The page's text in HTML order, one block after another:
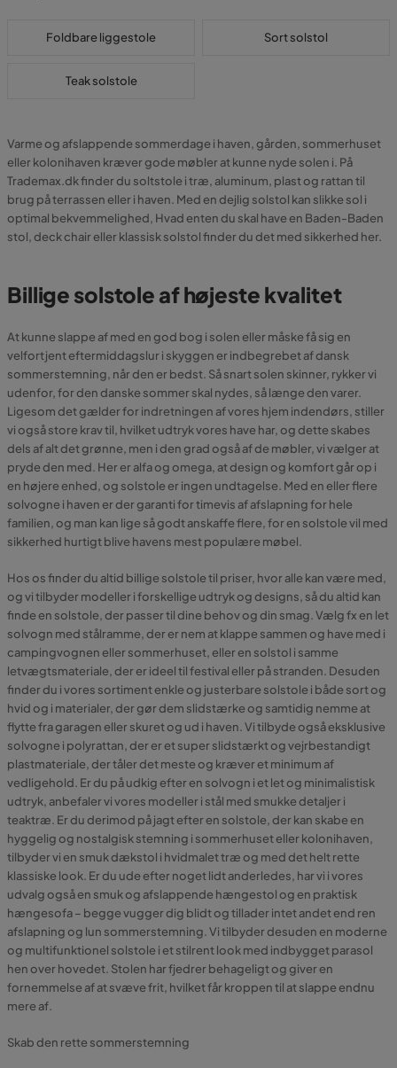
Foldbare liggestole Sort solstol
Teak solstole
Varme og afslappende sommerdage i haven, gården, sommerhuset
eller kolonihaven kræver gode møbler at kunne nyde solen i. På
Trademax.dk finder du soltstole i træ, aluminum, plast og rattan til
brug på terrassen eller i haven. Med en dejlig solstol kan slikke sol i
optimal bekvemmelighed, Hvad enten du skal have en Baden-Baden
stol, deck chair eller klassisk solstol finder du det med sikkerhed her.
Billige solstole af højeste kvalitet
At kunne slappe af med en god bog i solen eller måske få sig en
velfortjent eftermiddagslur i skyggen er indbegrebet af dansk
sommerstemning, når den er bedst. Så snart solen skinner, rykker vi
udenfor, for den danske sommer skal nydes, så længe den varer.
Ligesom det gælder for indretningen af vores hjem indendørs, stiller
vi også store krav til, hvilket udtryk vores have har, og dette skabes
dels af alt det grønne, men i den grad også af de møbler, vi vælger at
pryde den med. Her er alfa og omega, at design og komfort går op i
en højere enhed, og solstole er ingen undtagelse. Med en eller flere
solvogne i haven er der garanti for timevis af afslapning for hele
familien, og man kan lige så godt anskaffe flere, for en solstole vil med
sikkerhed hurtigt blive havens mest populære møbel.
Hos os finder du altid billige solstole til priser, hvor alle kan være med,
og vi tilbyder modeller i forskellige udtryk og designs, så du altid kan
finde en solstole, der passer til dine behov og din smag. Vælg fx en let
solvogn med stålramme, der er nem at klappe sammen og have med i
campingvognen eller sommerhuset, eller en solstol i samme
letvægtsmateriale, der er ideel til festival eller på stranden. Desuden
finder du i vores sortiment enkle og justerbare solstole i både sort og
hvid og i materialer, der gør dem slidstærke og samtidig nemme at
flytte fra garagen eller skuret og ud i haven. Vi tilbyde også eksklusive
solvogne i polyrattan, der er et super slidstærkt og vejrbestandigt
plastmateriale, der tåler det meste og kræver et minimum af
vedligehold. Er du på udkig efter en solvogn i et let og minimalistisk
udtryk, anbefaler vi vores modeller i stål med smukke detaljer i
teaktræ. Er du derimod på jagt efter en solstole, der kan skabe en
hyggelig og nostalgisk stemning i sommerhuset eller kolonihaven,
tilbyder vi en smuk dækstol i hvidmalet træ og med det helt rette
klassiske look. Er du ude efter noget lidt anderledes, har vi i vores
udvalg også en smuk og afslappende hængestol og en praktisk
hængesofa – begge vugger dig blidt og tillader intet andet end ren
afslapning og lun sommerstemning. Vi tilbyder desuden en moderne
og multifunktionel solstole i et stilrent look med indbygget parasol
hen over hovedet. Stolen har fjedrer behageligt og giver en
fornemmelse af at svæve frit, hvilket får kroppen til at slappe endnu
mere af.
Skab den rette sommerstemning